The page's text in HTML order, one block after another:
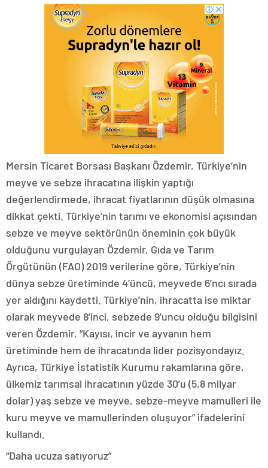
Mersin Ticaret Borsası Başkanı Özdemir, Türkiye’nin
meyve ve sebze ihracatına ilişkin yaptığı
değerlendirmede, ihracat fiyatlarının düşük olmasına
dikkat çekti. Türkiye’nin tarımı ve ekonomisi açısından
sebze ve meyve sektörünün öneminin çok büyük
olduğunu vurgulayan Özdemir, Gıda ve Tarım
Örgütünün (FAO) 2019 verilerine göre, Türkiye’nin
dünya sebze üretiminde 4’üncü, meyvede 6’ncı sırada
yer aldığını kaydetti. Türkiye’nin, ihracatta ise miktar
olarak meyvede 8’inci, sebzede 9’uncu olduğu bilgisini
veren Özdemir, “Kayısı, incir ve ayvanın hem
üretiminde hem de ihracatında lider pozisyondayız.
Ayrıca, Türkiye İstatistik Kurumu rakamlarına göre,
ülkemiz tarımsal ihracatının yüzde 30’u (5,8 milyar
dolar) yaş sebze ve meyve, sebze-meyve mamulleri ile
kuru meyve ve mamullerinden oluşuyor” ifadelerini
kullandı.
“Daha ucuza satıyoruz”